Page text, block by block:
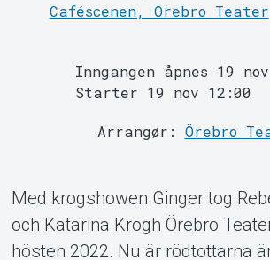
Support
Caféscenen, Örebro Teater
Inngangen åpnes 19
Starter 19 nov 12:00
Arrangør: Örebro
Med krogshowen Ginger tog
och Katarina Krogh Örebro
hösten 2022. Nu är rödtottarna